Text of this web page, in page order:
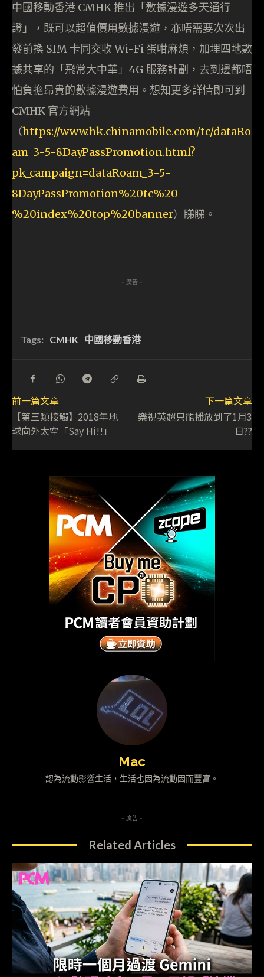
中國移動香港 CMHK 推出「數據漫遊多天通行
證」，既可以超值價用數據漫遊，亦唔需要次次出
發前換 SIM 卡同交收 Wi-Fi 蛋咁麻煩，加埋四地數
據共享的「飛常大中華」4G 服務計劃，去到邊都唔
怕負擔昂貴的數據漫遊費用。想知更多詳情即可到
CMHK 官方網站
（https://www.hk.chinamobile.com/tc/dataRo
am_3-5-8DayPassPromotion.html?
pk_campaign=dataRoam_3-5-
8DayPassPromotion%20tc%20-
%20index%20top%20banner）睇睇。
- 廣告 -
Tags: CMHK 中國移動香港
前一篇文章
【第三類接觸】2018年地
球向外太空「Say Hi!!」
下一篇文章
樂視英超只能播放到了1月3
日??
Mac
認為流動影響生活，生活也因為流動因而豐富。
- 廣告 -
Related Articles